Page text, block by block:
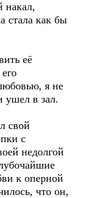
накал,
стала как бы
её
я не
ушел в зал.
свой
с
недолгой
к оперной
что он,